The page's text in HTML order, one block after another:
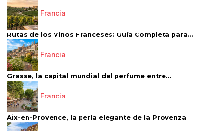
Francia
Rutas de los Vinos Franceses: Guía Completa para...
Francia
Grasse, la capital mundial del perfume entre...
Francia
Aix-en-Provence, la perla elegante de la Provenza